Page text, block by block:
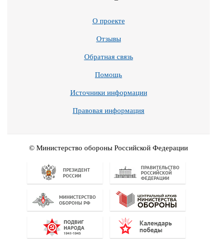
О проекте
Отзывы
Обратная связь
Помощь
Источники информации
Правовая информация
© Министерство обороны Российской Федерации